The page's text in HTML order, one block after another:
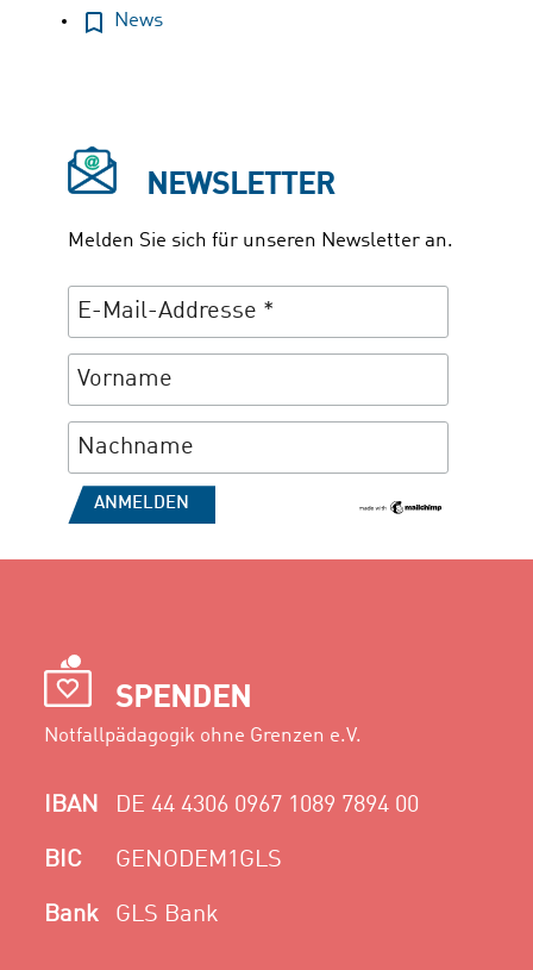
News
NEWSLETTER
Melden Sie sich für unseren Newsletter an.
SPENDEN
Notfallpädagogik ohne Grenzen e.V.
IBAN DE 44 4306 0967 1089 7894 00
BIC GENODEM1GLS
Bank GLS Bank